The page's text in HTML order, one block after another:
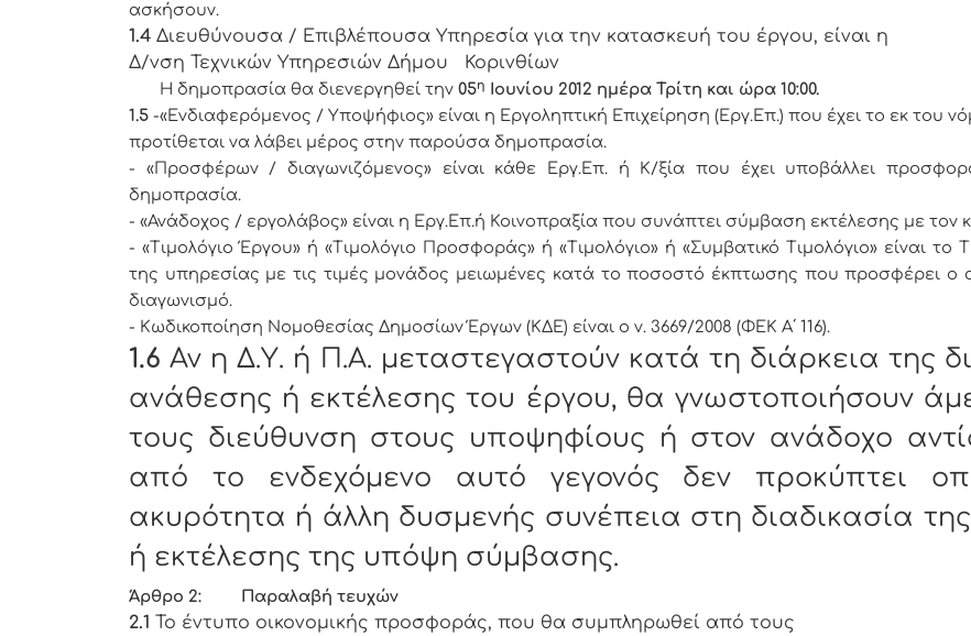
ασκήσουν.
1.4 Διευθύνουσα / Επιβλέπουσα Υπηρεσία για την κατασκευή του έργου, είναι η
Δ/νση Τεχνικών Υπηρεσιών Δήμου Κορινθίων
Η δημοπρασία θα διενεργηθεί την 05η
Ιουνίου 2012 ημέρα Τρίτη και ώρα 10:00.
1.5 -«Ενδιαφερόμενος / Υποψήφιος» είναι η Εργοληπτική Επιχείρηση (Εργ.Επ.) που έχει το εκ του
προτίθεται να λάβει μέρος στην παρούσα δημοπρασία.
- «Προσφέρων / διαγωνιζόμενος» είναι κάθε Εργ.Επ. ή Κ/ξία που έχει υποβάλλει
δημοπρασία.
- «Ανάδοχος / εργολάβος» είναι η Εργ.Επ.ή Κοινοπραξία που συνάπτει σύμβαση εκτέλεσης με τον
- «Τιμολόγιο Έργου» ή «Τιμολόγιο Προσφοράς» ή «Τιμολόγιο» ή «Συμβατικό Τιμολόγιο» είναι το
της υπηρεσίας με τις τιμές μονάδος μειωμένες κατά το ποσοστό έκπτωσης που προσφέρει ο
διαγωνισμό.
- Κωδικοποίηση Νομοθεσίας Δημοσίων Έργων (ΚΔΕ) είναι ο ν. 3669/2008 (ΦΕΚ Α΄ 116).
1.6Αν η Δ.Υ. ή Π.Α. μεταστεγαστούν κατά τη διάρκεια της
ανάθεσης ή εκτέλεσης του έργου, θα γνωστοποιήσουν
τους διεύθυνση στους υποψηφίους ή στον ανάδοχο
από το ενδεχόμενο αυτό γεγονός δεν προκύπτει
ακυρότητα ή άλλη δυσμενής συνέπεια στη διαδικασία
ή εκτέλεσης της υπόψη σύμβασης.
Άρθρο 2: Παραλαβή τευχών
2.1 Το έντυπο οικονομικής προσφοράς, που θα συμπληρωθεί από τους